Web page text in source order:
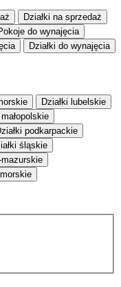
Działki na sprzedaż
do wynajęcia
Działki do wynajęcia
Działki lubelskie
małopolskie
podkarpackie
śląskie
mazurskie